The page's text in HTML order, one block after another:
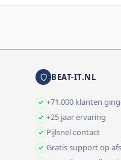
BEAT-IT.NL
+71.000 klanten
+25 jaar ervaring
Pijlsnel contact
Gratis support op